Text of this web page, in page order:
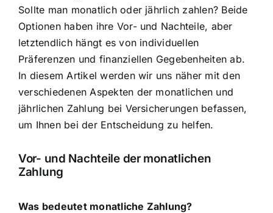
Sollte man monatlich oder jährlich zahlen? Beide
Optionen haben ihre Vor- und Nachteile, aber
letztendlich hängt es von individuellen
Präferenzen und finanziellen Gegebenheiten ab.
In diesem Artikel werden wir uns näher mit den
verschiedenen Aspekten der monatlichen und
jährlichen Zahlung bei Versicherungen befassen,
um Ihnen bei der Entscheidung zu helfen.
Vor- und Nachteile der monatlichen
Zahlung
Was bedeutet monatliche Zahlung?